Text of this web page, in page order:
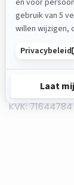
Contact
KVK: 71644784